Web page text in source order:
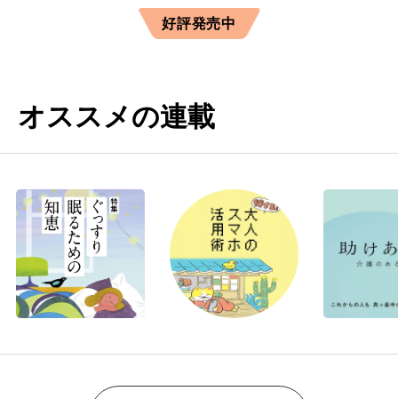
好評発売中
オススメの連載